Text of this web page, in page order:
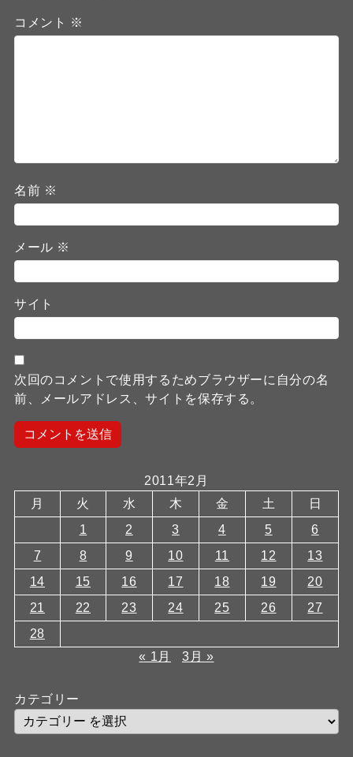
コメント ※
名前 ※
メール ※
サイト
次回のコメントで使用するためブラウザーに自分の名
前、メールアドレス、サイトを保存する。
2011年2月
月
火 水 木 金 土
日
1
2 3 4 5
6
7
8 9 10 11 12
13
14
15 16 17 18 19
20
21
22 23 24 25 26
27
28
« 1月
3月 »
カテゴリー